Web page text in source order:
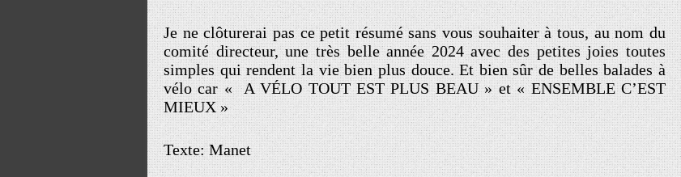
Je ne clôturerai pas ce petit résumé sans vous souhaiter à tous, au nom du
comité directeur, une très belle année 2024 avec des petites joies toutes
simples qui rendent la vie bien plus douce. Et bien sûr de belles balades à
vélo car « A VÉLO TOUT EST PLUS BEAU » et « ENSEMBLE C’EST
MIEUX »
Texte: Manet